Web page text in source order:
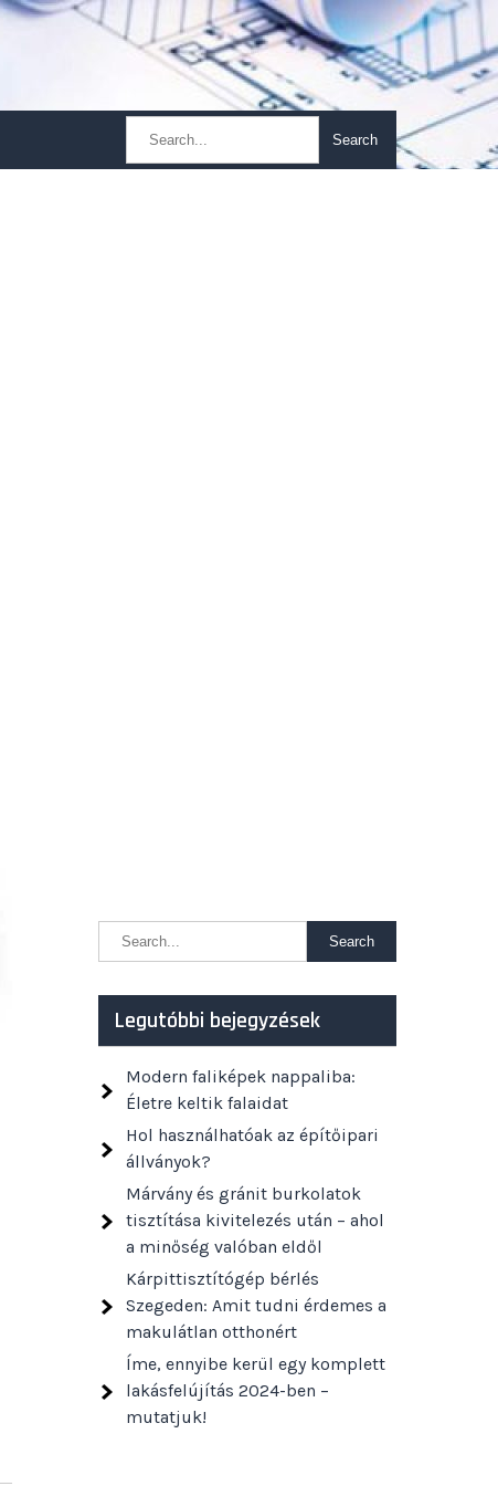
Legutóbbi bejegyzések
Modern faliképek nappaliba:
Életre keltik falaidat
Hol használhatóak az építőipari
állványok?
Márvány és gránit burkolatok
tisztítása kivitelezés után – ahol
a minőség valóban eldől
Kárpittisztítógép bérlés
Szegeden: Amit tudni érdemes a
makulátlan otthonért
Íme, ennyibe kerül egy komplett
lakásfelújítás 2024-ben –
mutatjuk!